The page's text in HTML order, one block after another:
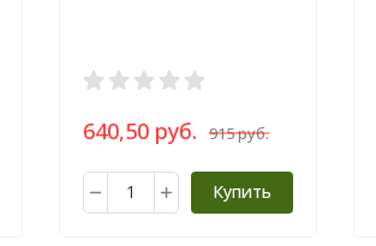
640,50 руб. 915 руб.
Купить